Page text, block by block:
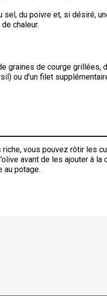
sel, du poivre et, si désiré,
chaleur.
graines de courge grillées,
ou d’un filet
riche, vous pouvez rôtir les
avant de les ajouter à
au potage.